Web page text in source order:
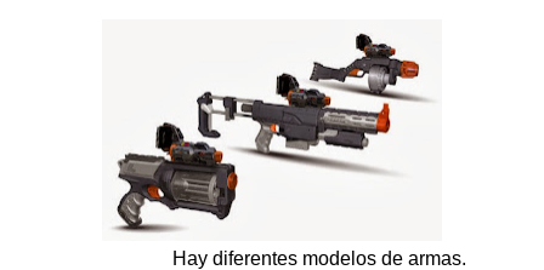
Hay diferentes modelos de armas.